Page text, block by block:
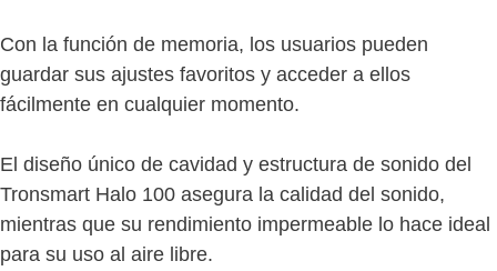
Con la función de memoria, los usuarios pueden
guardar sus ajustes favoritos y acceder a ellos
fácilmente en cualquier momento.
El diseño único de cavidad y estructura de sonido del
Tronsmart Halo 100 asegura la calidad del sonido,
mientras que su rendimiento impermeable lo hace ideal
para su uso al aire libre.